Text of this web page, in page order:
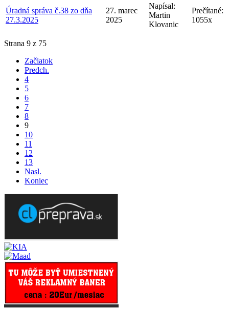
Úradná správa č.38 zo dňa
27.3.2025
27. marec
2025
Napísal:
Martin
Klovanic
Prečítané:
1055x
Strana 9 z 75
Začiatok
Predch.
4
5
6
7
8
9
10
11
12
13
Nasl.
Koniec